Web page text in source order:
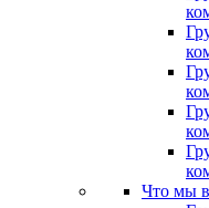
Что мы